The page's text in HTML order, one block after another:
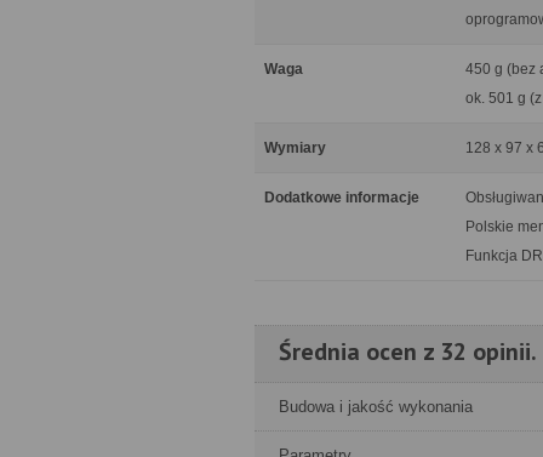
Waga
450 g (bez
ok. 501 g
Wymiary 128 x 97 x
Dodatkowe informacje
Polskie
Funkcja
Średnia ocen z 32 opinii.
Budowa i jakość wykonania